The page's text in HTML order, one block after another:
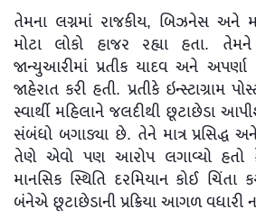
તેમના લગ્નમાં રાજકીય, બિઝનેસ અને
મોટા લોકો હાજર રહ્યા હતા.
જાન્યુઆરીમાં પ્રતીક યાદવ અને
જાહેરાત કરી હતી. પ્રતીકે
સ્વાર્થી મહિલાને જલદીથી છૂટાછેડા
સંબંધો બગાડ્યા છે. તેને માત્ર પ્રસિદ્ધ
તેણે એવો પણ આરોપ લગાવ્યો હતો
માનસિક સ્થિતિ દરમિયાન કોઈ ચિંતા
બંનેએ છૂટાછેડાની પ્રક્રિયા આગળ વધારી